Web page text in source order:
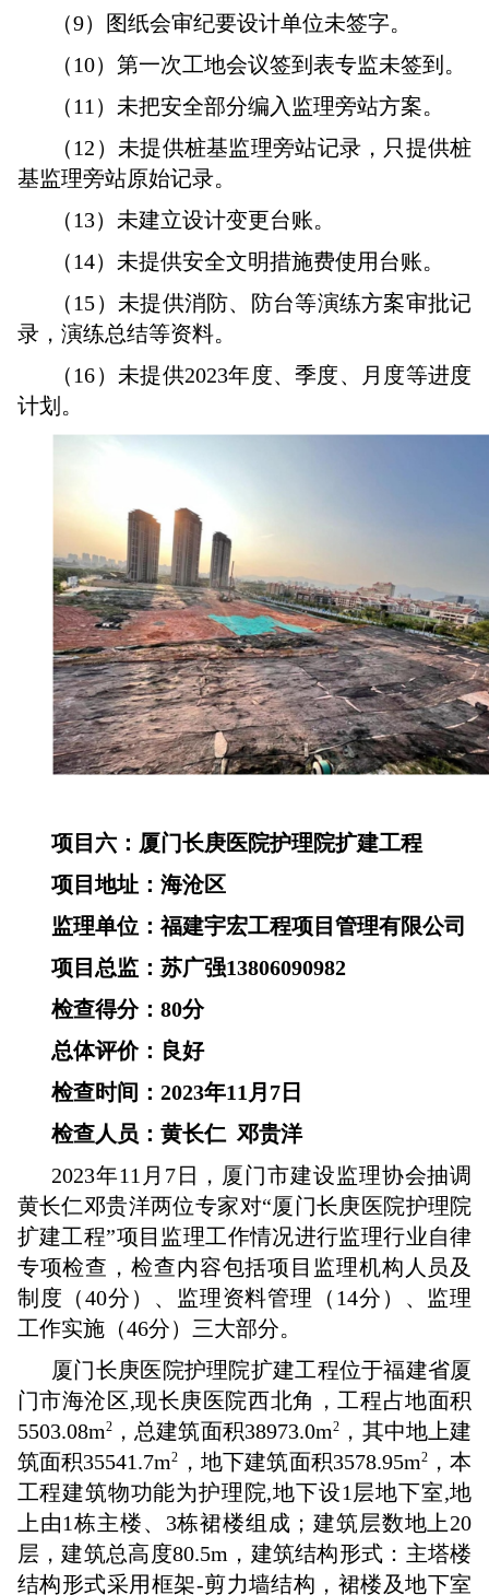
（9）图纸会审纪要设计单位未签字。
（10）第一次工地会议签到表专监未签到。
（11）未把安全部分编入监理旁站方案。
（12）未提供桩基监理旁站记录，只提供桩
基监理旁站原始记录。
（13）未建立设计变更台账。
（14）未提供安全文明措施费使用台账。
（15）未提供消防、防台等演练方案审批记
录，演练总结等资料。
（16）未提供2023年度、季度、月度等进度
计划。
项目六：厦门长庚医院护理院扩建工程
项目地址：海沧区
监理单位：福建宇宏工程项目管理有限公司
项目总监：苏广强13806090982
检查得分：80分
总体评价：良好
检查时间：2023年11月7日
检查人员：黄长仁 邓贵洋
2023年11月7日，厦门市建设监理协会抽调
黄长仁邓贵洋两位专家对“厦门长庚医院护理院
扩建工程”项目监理工作情况进行监理行业自律
专项检查，检查内容包括项目监理机构人员及
制度（40分）、监理资料管理（14分）、监理
工作实施（46分）三大部分。
厦门长庚医院护理院扩建工程位于福建省厦
门市海沧区,现长庚医院西北角，工程占地面积
5503.08m2，总建筑面积38973.0m2
，其中地上建
筑面积35541.7m2 ，地下建筑面积3578.95m2，本
工程建筑物功能为护理院,地下设1层地下室,地
上由1栋主楼、3栋裙楼组成；建筑层数地上20
层，建筑总高度80.5m，建筑结构形式：主塔楼
结构形式采用框架-剪力墙结构，裙楼及地下室